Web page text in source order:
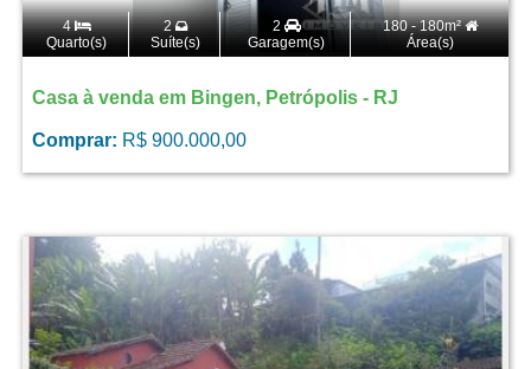
4
Quarto(s)
2
Suíte(s)
2
Garagem(s)
180 - 180m²
Área(s)
Casa à venda em Bingen, Petrópolis - RJ
Comprar: R$ 900.000,00